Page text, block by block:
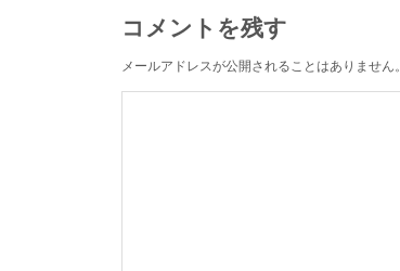
コメントを残す
メールアドレスが公開されることはありません。